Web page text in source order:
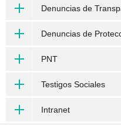
Denuncias de
Denuncias de
PNT
Testigos Sociales
Intranet